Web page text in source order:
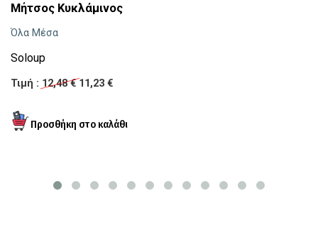
Μήτσος Κυκλάμινος
Όλα Μέσα
Soloup
Τιμή : 12,48 €11,23 €